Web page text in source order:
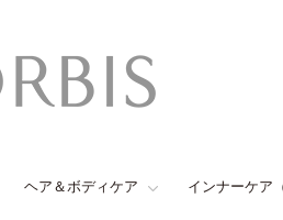
ヘア＆ボディケア インナーケア